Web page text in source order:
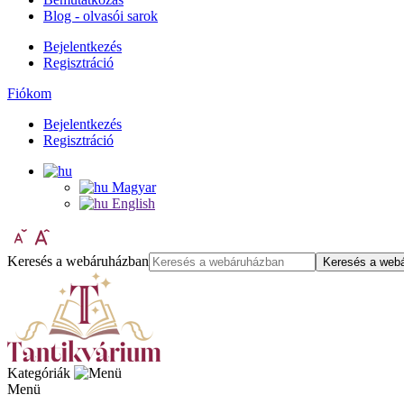
Blog - olvasói sarok
Bejelentkezés
Regisztráció
Fiókom
Bejelentkezés
Regisztráció
Magyar
English
Keresés a webáruházban Keresés a
Kategóriák
Menü